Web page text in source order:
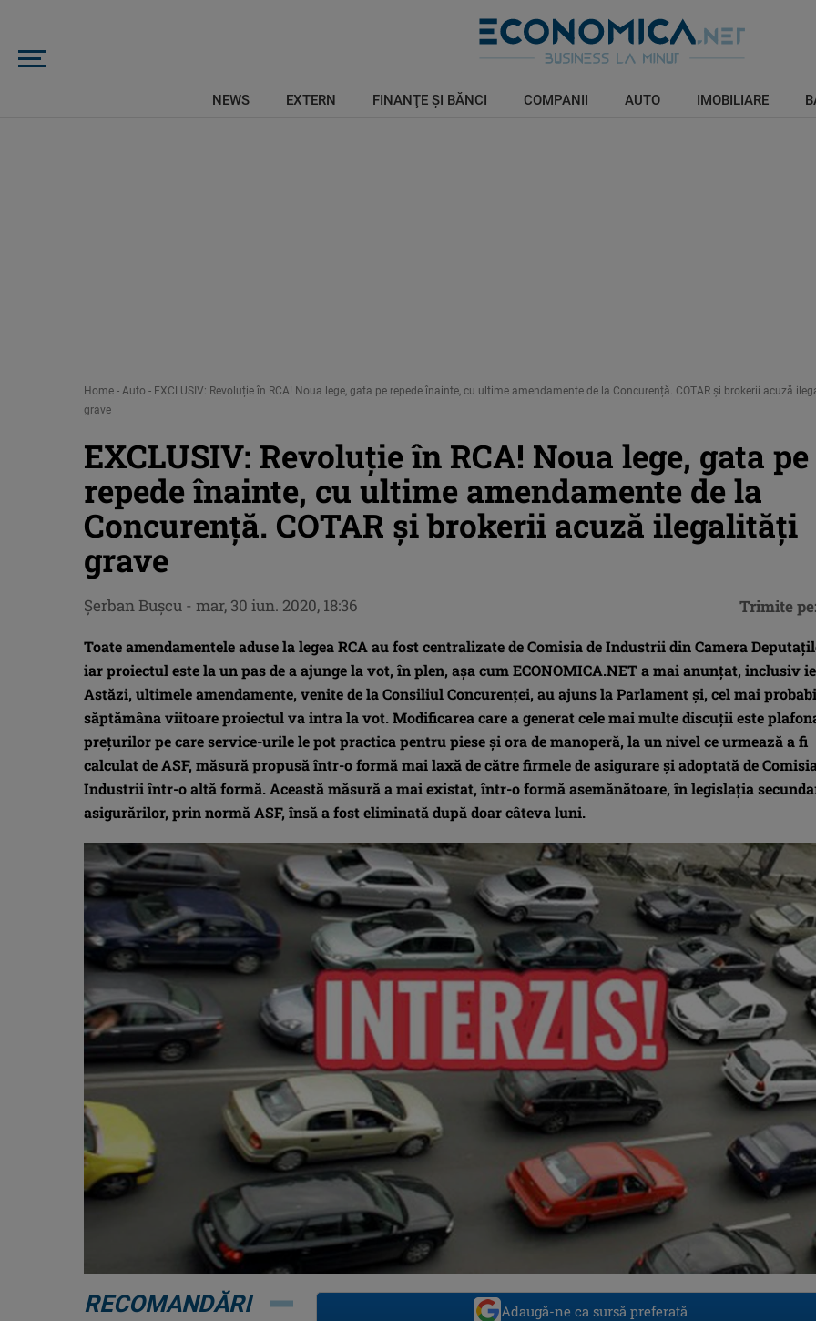
NEWS EXTERN FINANŢE ŞI BĂNCI COMPANII AUTO IMOBILIARE
Home - Auto - EXCLUSIV: Revoluție în RCA! Noua lege, gata pe repede înainte, cu ultime amendamente de la Concurență. COTAR și brokerii acuză
grave
EXCLUSIV: Revoluție în RCA! Noua lege, gata pe
repede înainte, cu ultime amendamente de la
Concurență. COTAR și brokerii acuză ilegalități
grave
Toate amendamentele aduse la legea RCA au fost centralizate de Comisia de Industrii din Camera
iar proiectul este la un pas de a ajunge la vot, în plen, așa cum ECONOMICA.NET a mai anunțat, inclusiv
Astăzi, ultimele amendamente, venite de la Consiliul Concurenței, au ajuns la Parlament și, cel mai
săptămâna viitoare proiectul va intra la vot. Modificarea care a generat cele mai multe discuții este
prețurilor pe care service-urile le pot practica pentru piese și ora de manoperă, la un nivel ce urmează a fi
calculat de ASF, măsură propusă într-o formă mai laxă de către firmele de asigurare și adoptată de
Industrii într-o altă formă. Această măsură a mai existat, într-o formă asemănătoare, în legislația
asigurărilor, prin normă ASF, însă a fost eliminată după doar câteva luni.
Şerban Buşcu - mar, 30 iun. 2020, 18:36 Trimite pe:
Adaugă-ne ca sursă preferată
RECOMANDĂRI